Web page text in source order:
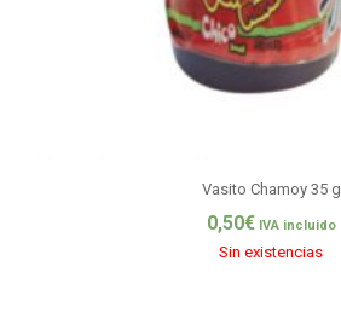
Vasito Chamoy 35 g
0,50€ IVA incluido
Sin existencias